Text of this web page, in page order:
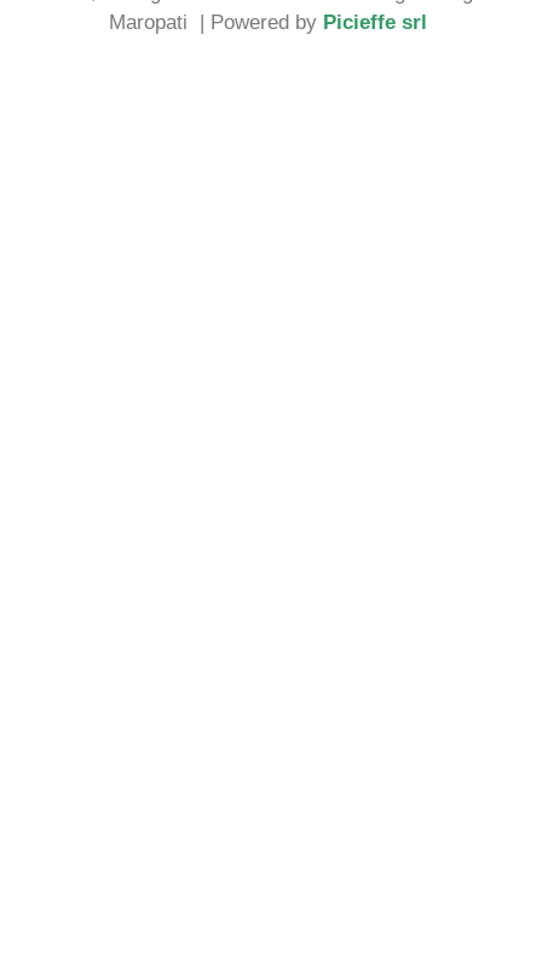
Maropati
| Powered by Picieffe srl